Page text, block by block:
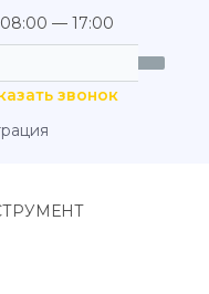
— 17:00
звонок